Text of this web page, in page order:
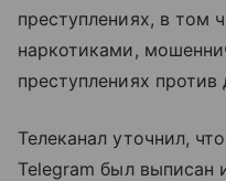
преступлениях, в том
наркотиками,
преступлениях
Телеканал уточнил,
Telegram был выписан